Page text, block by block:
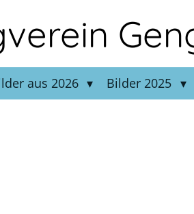
aus 2026 Bilder 2025